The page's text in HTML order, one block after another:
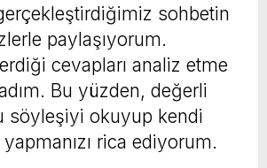
sohbetin
paylaşıyorum.
cevapları analiz etme
Bu yüzden, değerli
söyleşiyi okuyup kendi
rica ediyorum.